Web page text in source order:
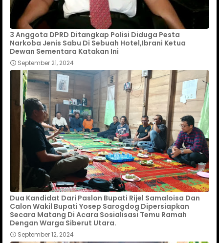
3 Anggota DPRD Ditangkap Polisi Diduga Pesta
Narkoba Jenis Sabu Di Sebuah Hotel,Ibrani Ketua
Dewan Sementara Katakan Ini
September 21, 2024
Dua Kandidat Dari Paslon Bupati Rijel Samaloisa Dan
Calon Wakil Bupati Yosep Sarogdog Dipersiapkan
Secara Matang Di Acara Sosialisasi Temu Ramah
Dengan Warga Siberut Utara.
September 12, 2024